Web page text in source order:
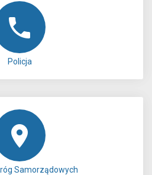
Policja
Samorządowych